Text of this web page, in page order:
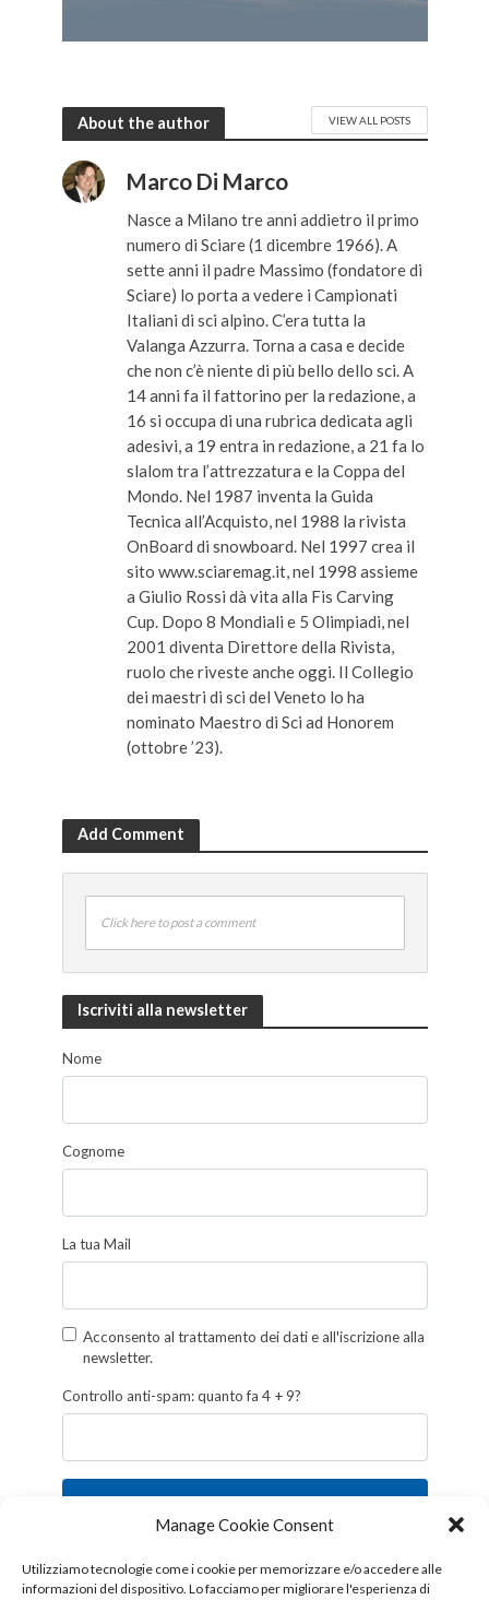
Manage Cookie Consent
Utilizziamo tecnologie come i cookie per memorizzare e/o accedere alle
informazioni del dispositivo. Lo facciamo per migliorare l'esperienza di
About the author VIEW ALL POSTS
Marco Di Marco
Nasce a Milano tre anni addietro il primo
numero di Sciare (1 dicembre 1966). A
sette anni il padre Massimo (fondatore di
Sciare) lo porta a vedere i Campionati
Italiani di sci alpino. C’era tutta la
Valanga Azzurra. Torna a casa e decide
che non c’è niente di più bello dello sci. A
14 anni fa il fattorino per la redazione, a
16 si occupa di una rubrica dedicata agli
adesivi, a 19 entra in redazione, a 21 fa lo
slalom tra l’attrezzatura e la Coppa del
Mondo. Nel 1987 inventa la Guida
Tecnica all’Acquisto, nel 1988 la rivista
OnBoard di snowboard. Nel 1997 crea il
sito www.sciaremag.it, nel 1998 assieme
a Giulio Rossi dà vita alla Fis Carving
Cup. Dopo 8 Mondiali e 5 Olimpiadi, nel
2001 diventa Direttore della Rivista,
ruolo che riveste anche oggi. Il Collegio
dei maestri di sci del Veneto lo ha
nominato Maestro di Sci ad Honorem
(ottobre ’23).
Add Comment
Click here to post a comment
Iscriviti alla newsletter
Nome
Cognome
La tua Mail
Acconsento al trattamento dei dati e all'iscrizione alla
newsletter.
Controllo anti-spam: quanto fa 4 + 9?
Iscriviti
Follow us!